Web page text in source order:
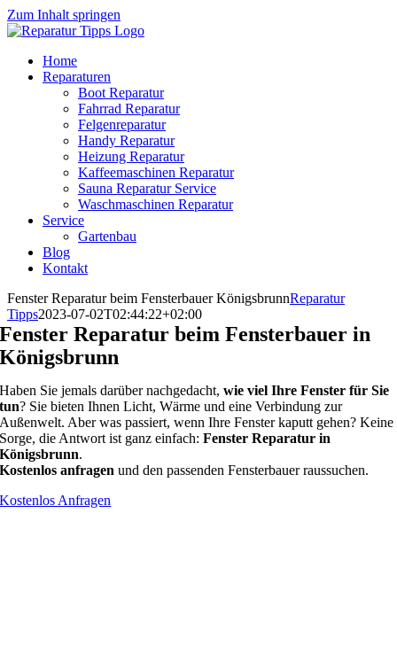
Zum Inhalt springen
Home
Reparaturen
Boot Reparatur
Fahrrad Reparatur
Felgenreparatur
Handy Reparatur
Heizung Reparatur
Kaffeemaschinen Reparatur
Sauna Reparatur Service
Waschmaschinen Reparatur
Service
Gartenbau
Blog
Kontakt
Fenster Reparatur beim Fensterbauer KönigsbrunnReparatur
Tipps2023-07-02T02:44:22+02:00
Fenster Reparatur beim Fensterbauer in
Königsbrunn
Haben Sie jemals darüber nachgedacht,wie viel Ihre Fenster für Sie
tun? Sie bieten Ihnen Licht, Wärme und eine Verbindung zur
Außenwelt. Aber was passiert, wenn Ihre Fenster kaputt gehen? Keine
Sorge, die Antwort ist ganz einfach: Fenster Reparatur in
Königsbrunn.
Kostenlos anfragen und den passenden Fensterbauer raussuchen.
Kostenlos Anfragen